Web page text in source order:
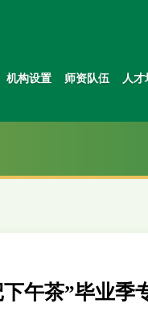
机构设置 师资队伍 人
午茶”毕业季